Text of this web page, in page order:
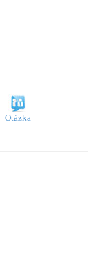
Otázka